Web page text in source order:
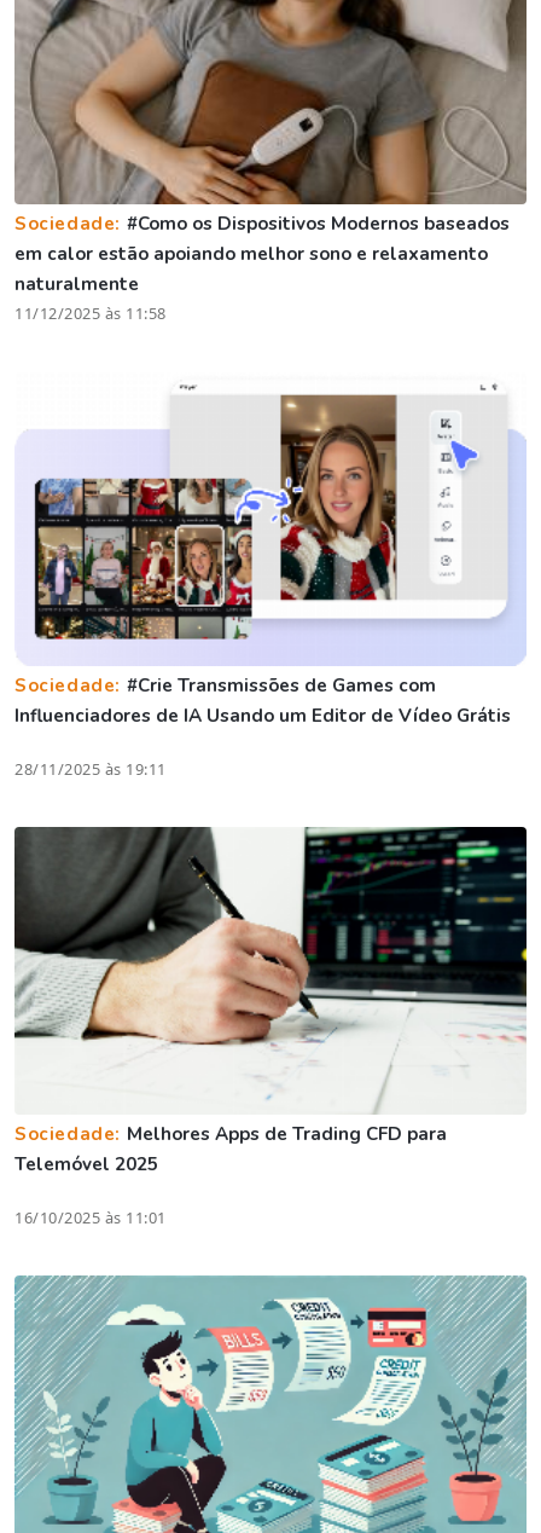
Sociedade: #Como os Dispositivos Modernos baseados
em calor estão apoiando melhor sono e relaxamento
naturalmente
11/12/2025 às 11:58
Sociedade: #Crie Transmissões de Games com
Influenciadores de IA Usando um Editor de Vídeo Grátis
28/11/2025 às 19:11
Sociedade: Melhores Apps de Trading CFD para
Telemóvel 2025
16/10/2025 às 11:01